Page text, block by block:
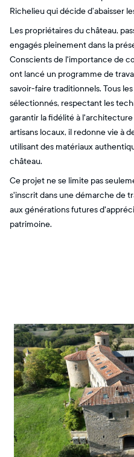
Richelieu qui décide d’abaisser
Les propriétaires du château,
engagés pleinement dans la
Conscients de l'importance de
ont lancé un programme de
savoir-faire traditionnels. Tous
sélectionnés, respectant les
garantir la fidélité à
artisans locaux, il redonne vie à
utilisant des matériaux
château.
Ce projet ne se limite pas
s'inscrit dans une démarche de
aux générations futures
patrimoine.